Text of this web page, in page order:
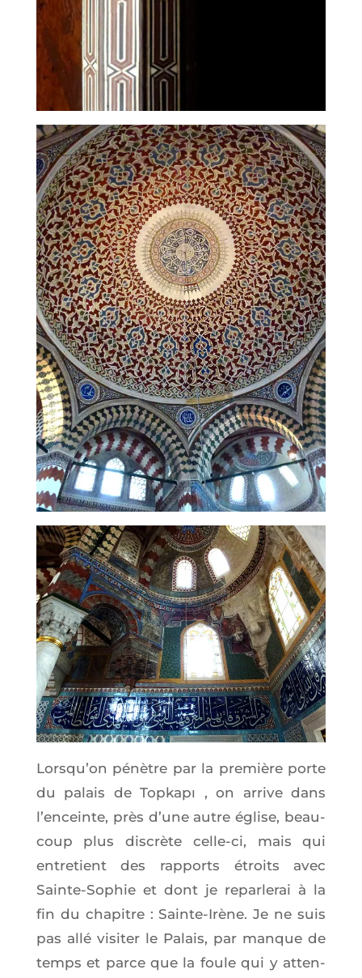
Lors­qu’on pénètre par la pre­mière porte
du palais de Top­kapı , on arrive dans
l’en­ceinte, près d’une autre église, beau­
coup plus dis­crète celle-ci, mais qui
entre­tient des rap­ports étroits avec
Sainte-Sophie et dont je repar­le­rai à la
fin du cha­pitre : Sainte-Irène. Je ne suis
pas allé visi­ter le Palais, par manque de
temps et parce que la foule qui y atten­